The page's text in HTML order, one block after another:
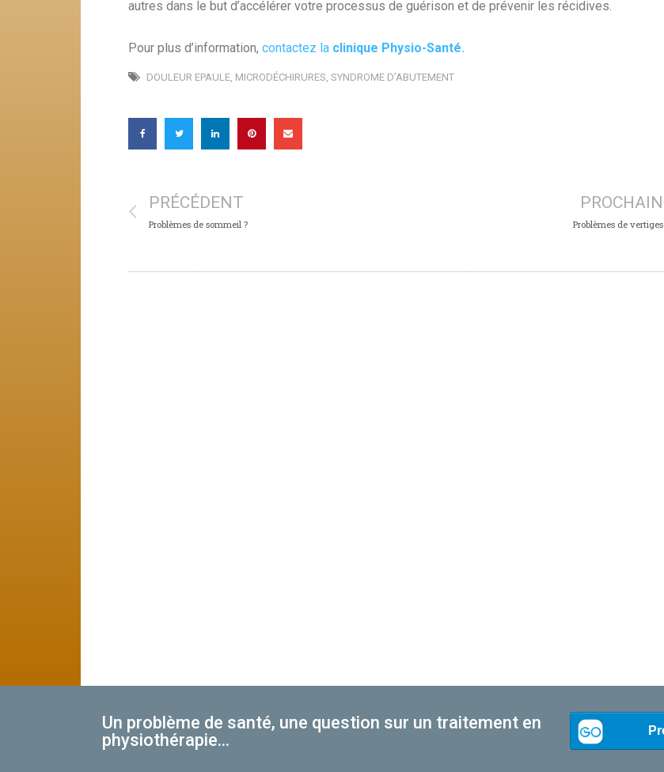
autres dans le but d’accélérer votre processus de guérison et de prévenir les récidives.
Pour plus d’information, contactez la clinique Physio-Santé.
DOULEUR EPAULE, MICRODÉCHIRURES, SYNDROME D’ABUTEMENT
PRÉCÉDENT
Problèmes de sommeil ?
PROCHAIN
Problèmes de vertiges
Un problème de santé, une question sur un traitement en
physiothérapie...